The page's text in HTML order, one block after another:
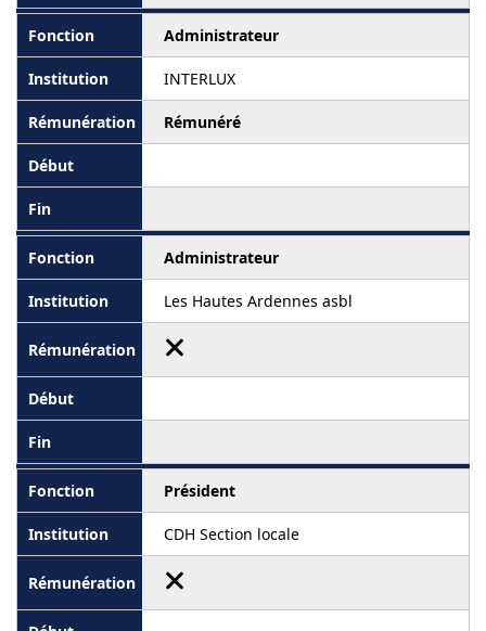
Administrateur
INTERLUX
Rémunéré
Administrateur
Les Hautes Ardennes asbl
Président
CDH Section locale